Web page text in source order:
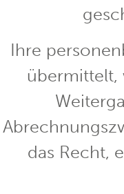
Ihre
übermittelt,
das Recht,